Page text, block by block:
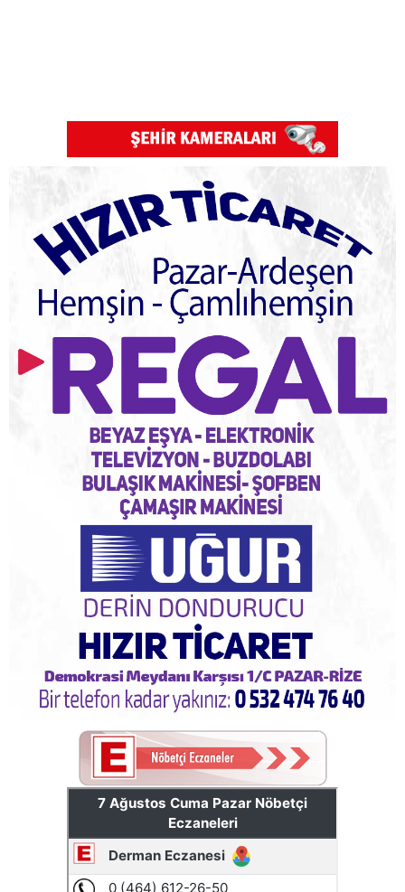
Pazar Kızkulesi tesislerinde proje başladı
Pazar'daki bayramlaşmada projeler tartışıldı
AYDER'E BAKANLIK KORUMASI